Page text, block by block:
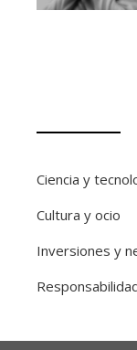
Ciencia y
Cultura y ocio
Inversiones y